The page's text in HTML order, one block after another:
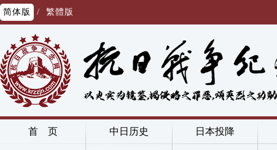
简体版 / 繁體版
首 页 中日历史 日本投降